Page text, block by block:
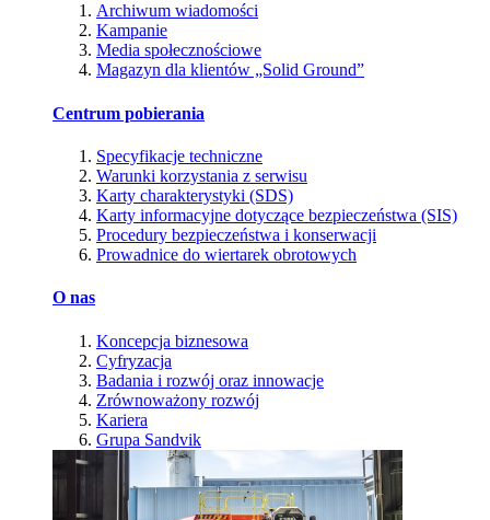
Archiwum wiadomości
Kampanie
Media społecznościowe
Magazyn dla klientów „Solid Ground”
Centrum pobierania
Specyfikacje techniczne
Warunki korzystania z serwisu
Karty charakterystyki (SDS)
Karty informacyjne dotyczące bezpieczeństwa (SIS)
Procedury bezpieczeństwa i konserwacji
Prowadnice do wiertarek obrotowych
O nas
Koncepcja biznesowa
Cyfryzacja
Badania i rozwój oraz innowacje
Zrównoważony rozwój
Kariera
Grupa Sandvik